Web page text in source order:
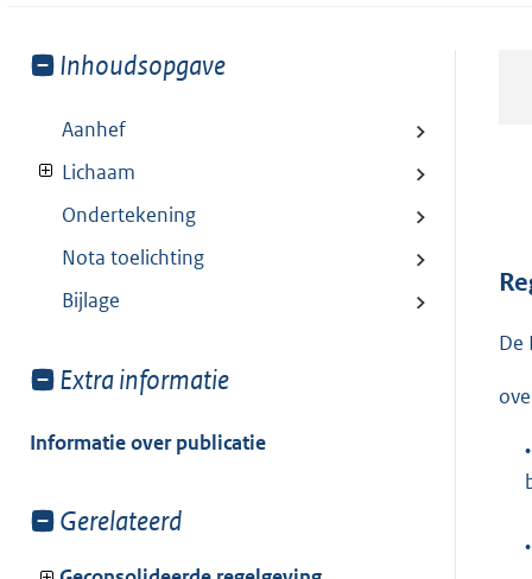
Toon
van:
Inhoudsopgave
Aanhef
Lichaam
Ondertekening
Nota toelichting
Bijlage
Toon
van:
Extra informatie
Informatie over publicatie
Toon
Gerelateerd
De
•
•